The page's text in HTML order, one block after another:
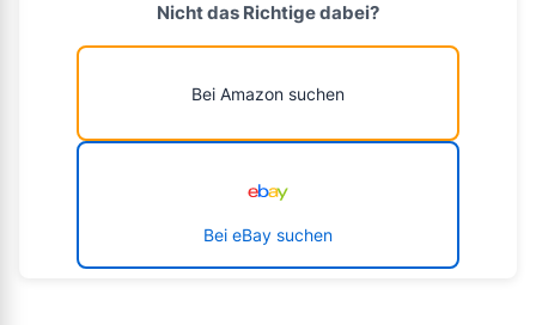
Nicht das Richtige dabei?
Bei Amazon suchen
Bei eBay suchen